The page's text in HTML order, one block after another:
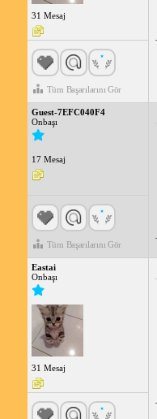
31 Mesaj
Tüm Başarılarını Gör
Guest-7EFC040F4
Onbaşı
17 Mesaj
Tüm Başarılarını Gör
Eastai
Onbaşı
31 Mesaj